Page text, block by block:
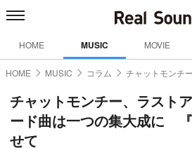
HOME MUSIC MOVIE
HOME MUSIC コラム チャットモンチ
チャットモンチー、ラスト
ード曲は一つの集大成に
せて